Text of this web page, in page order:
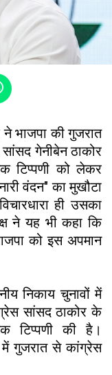
ने भाजपा की गुजरात
सांसद गेनीबेन ठाकोर
टिप्पणी को लेकर
वंदन" का मुखौटा
ही उसका
ने यह भी कहा कि
को इस अपमान
निकाय चुनावों में
सांसद ठाकोर के
टिप्पणी की है।
गुजरात से कांग्रेस